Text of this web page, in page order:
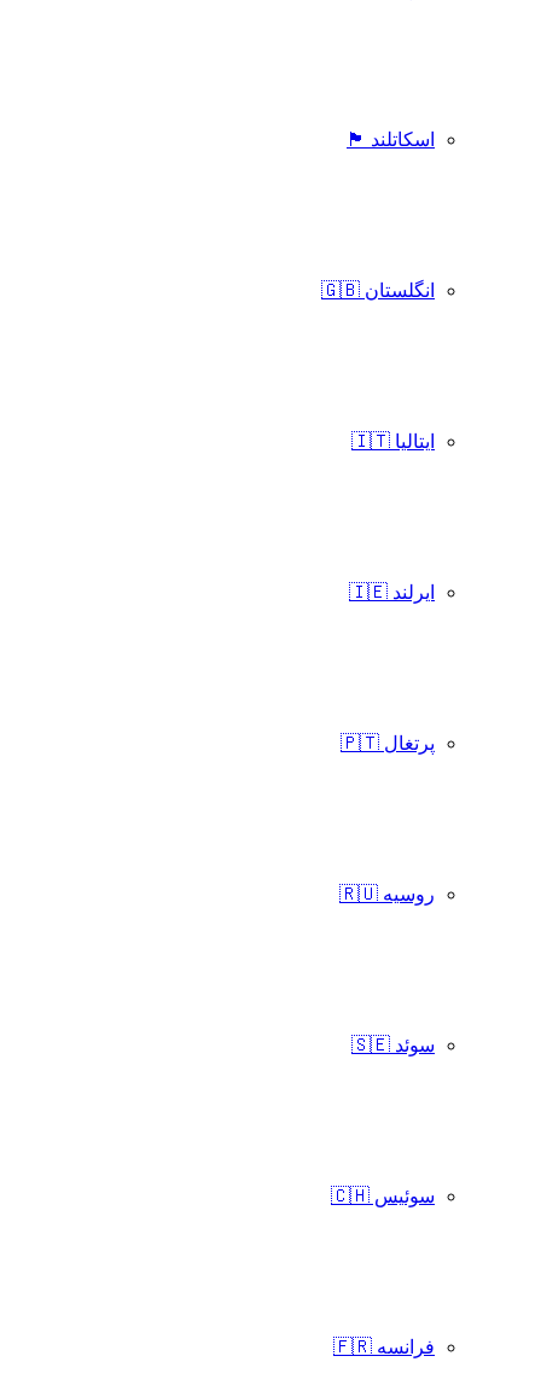
اسکاتلند 🏴󠁧󠁢󠁳󠁣󠁴󠁿
انگلستان 🇬🇧
ایتالیا 🇮🇹
ایرلند 🇮🇪
پرتغال 🇵🇹
روسیه 🇷🇺
سوئد 🇸🇪
سوئیس 🇨🇭
فرانسه 🇫🇷